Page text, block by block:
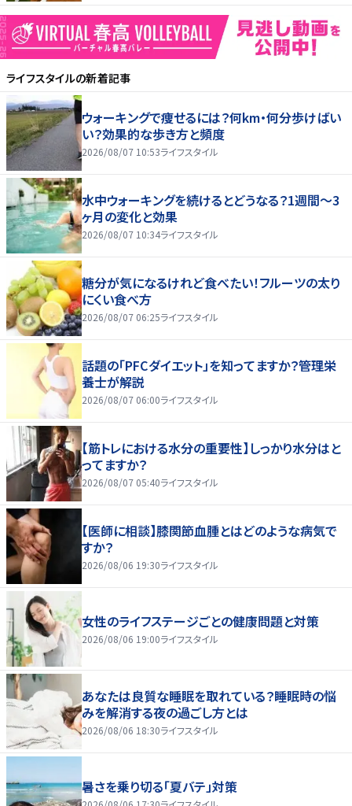
ライフスタイルの新着記事
ウォーキングで痩せるには？何km・何分歩けばい
い？効果的な歩き方と頻度
2026/08/07 10:53ライフスタイル
水中ウォーキングを続けるとどうなる？1週間～3
ヶ月の変化と効果
2026/08/07 10:34ライフスタイル
糖分が気になるけれど食べたい！フルーツの太り
にくい食べ方
2026/08/07 06:25ライフスタイル
話題の「PFCダイエット」を知ってますか？管理栄
養士が解説
2026/08/07 06:00ライフスタイル
【筋トレにおける水分の重要性】しっかり水分はと
ってますか？
2026/08/07 05:40ライフスタイル
【医師に相談】膝関節血腫とはどのような病気で
すか？
2026/08/06 19:30ライフスタイル
女性のライフステージごとの健康問題と対策
2026/08/06 19:00ライフスタイル
あなたは良質な睡眠を取れている？睡眠時の悩
みを解消する夜の過ごし方とは
2026/08/06 18:30ライフスタイル
暑さを乗り切る「夏バテ」対策